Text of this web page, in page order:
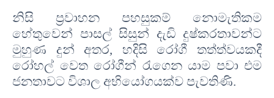
නිසි ප්‍රවාහන පහසුකම් නොමැතිකම
හේතුවෙන් පාසල් සිසුන් දැඩි දුෂ්කරතාවන්ට
මුහුණ දුන් අතර, හදිසි රෝගී තත්ත්වයකදී
රෝහල් වෙත රෝගීන් රැගෙන යාම පවා එම
ජනතාවට විශාල අභියෝගයක්ව පැවතිණි.